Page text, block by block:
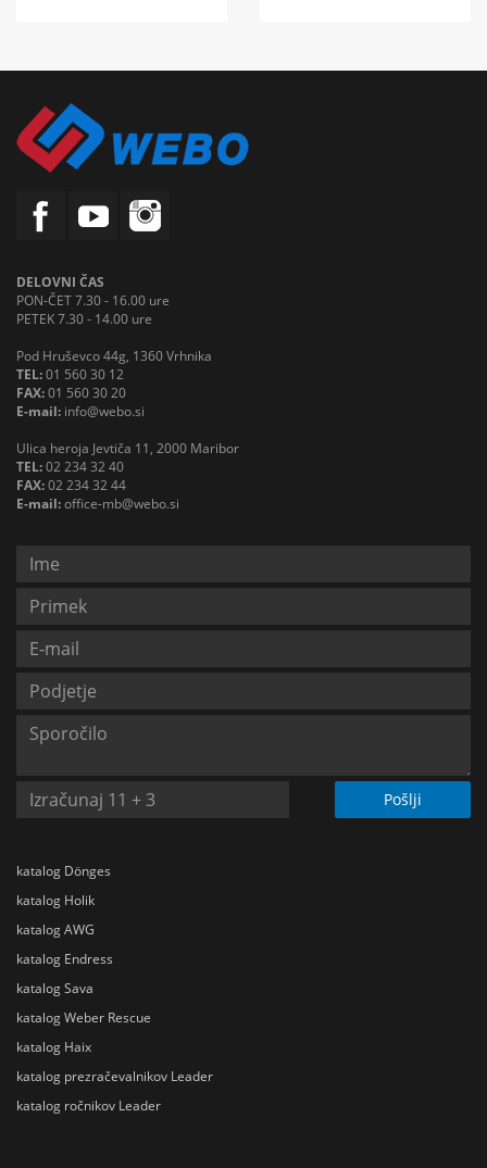
DELOVNI ČAS
PON-ČET 7.30 - 16.00 ure
PETEK 7.30 - 14.00 ure
Pod Hruševco 44g, 1360 Vrhnika
TEL:01 560 30 12
FAX:01 560 30 20
E-mail: info@webo.si
Ulica heroja Jevtiča 11, 2000 Maribor
TEL:02 234 32 40
FAX:02 234 32 44
E-mail:office-mb@webo.si
Pošlji
katalog Dönges
katalog Holik
katalog AWG
katalog Endress
katalog Sava
katalog Weber Rescue
katalog Haix
katalog prezračevalnikov Leader
katalog ročnikov Leader